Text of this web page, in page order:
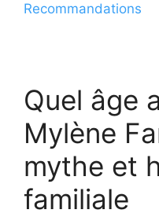
Recommandations
Quel âge
Mylène
mythe et
familiale